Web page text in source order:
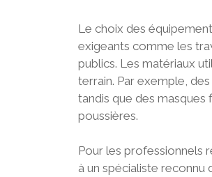
Le choix des
exigeants comme les
publics. Les matériaux
terrain. Par exemple,
tandis que des
poussières.
Pour les professionnels
à un spécialiste